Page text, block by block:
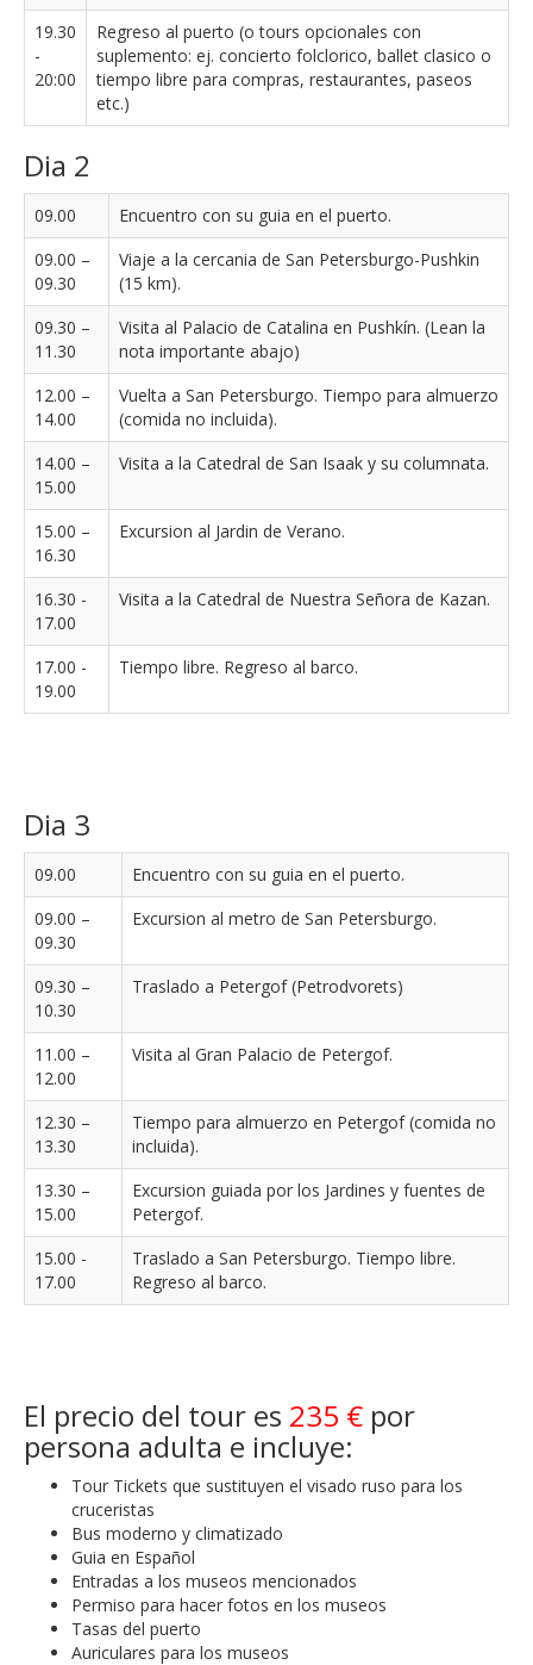
19.30
-
20:00
Regreso al puerto (o tours opcionales con
suplemento: ej. concierto folclorico, ballet clasico o
tiempo libre para compras, restaurantes, paseos
etc.)
Dia 2
09.00
Encuentro con su guia en el puerto.
09.00 –
09.30
Viaje a la cercania de San Petersburgo-Pushkin
(15 km).
09.30 –
11.30
Visita al Palacio de Catalina en Pushkín. (Lean la
nota importante abajo)
12.00 –
14.00
Vuelta a San Petersburgo. Tiempo para almuerzo
(comida no incluida).
14.00 –
15.00
Visita a la Catedral de San Isaak y su columnata.
15.00 –
16.30
Excursion al Jardin de Verano.
16.30 -
17.00
Visita a la Catedral de Nuestra Señora de Kazan.
17.00 -
19.00
Tiempo libre. Regreso al barco.
Dia 3
09.00
Encuentro con su guia en el puerto.
09.00 –
09.30
Excursion al metro de San Petersburgo.
09.30 –
10.30
Traslado a Petergof (Petrodvorets)
11.00 –
12.00
Visita al Gran Palacio de Petergof.
12.30 –
13.30
Tiempo para almuerzo en Petergof (comida no
incluida).
13.30 –
15.00
Excursion guiada por los Jardines y fuentes de
Petergof.
15.00 -
17.00
Traslado a San Petersburgo. Tiempo libre.
Regreso al barco.
El precio del tour es 235 € por
persona adulta e incluye:
Tour Tickets que sustituyen el visado ruso para los
cruceristas
Bus moderno y climatizado
Guia en Español
Entradas a los museos mencionados
Permiso para hacer fotos en los museos
Tasas del puerto
Auriculares para los museos